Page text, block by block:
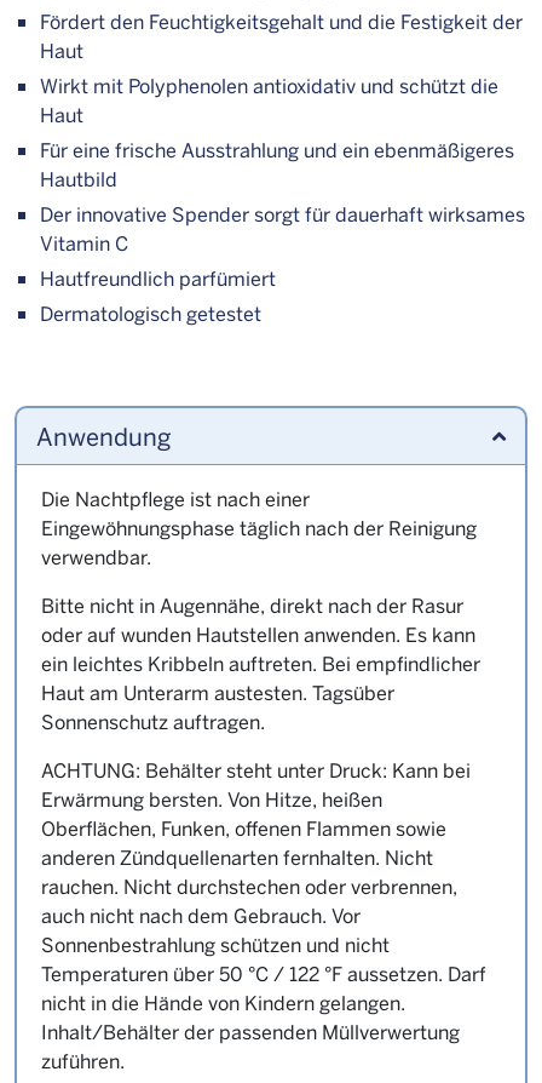
Fördert den Feuchtigkeitsgehalt und die Festigkeit der
Haut
Wirkt mit Polyphenolen antioxidativ und schützt die
Haut
Für eine frische Ausstrahlung und ein ebenmäßigeres
Hautbild
Der innovative Spender sorgt für dauerhaft wirksames
Vitamin C
Hautfreundlich parfümiert
Dermatologisch getestet
Anwendung
Die Nachtpflege ist nach einer
Eingewöhnungsphase täglich nach der Reinigung
verwendbar.
Bitte nicht in Augennähe, direkt nach der Rasur
oder auf wunden Hautstellen anwenden. Es kann
ein leichtes Kribbeln auftreten. Bei empfindlicher
Haut am Unterarm austesten. Tagsüber
Sonnenschutz auftragen.
ACHTUNG: Behälter steht unter Druck: Kann bei
Erwärmung bersten. Von Hitze, heißen
Oberflächen, Funken, offenen Flammen sowie
anderen Zündquellenarten fernhalten. Nicht
rauchen. Nicht durchstechen oder verbrennen,
auch nicht nach dem Gebrauch. Vor
Sonnenbestrahlung schützen und nicht
Temperaturen über 50 °C / 122 °F aussetzen. Darf
nicht in die Hände von Kindern gelangen.
Inhalt/Behälter der passenden Müllverwertung
zuführen.